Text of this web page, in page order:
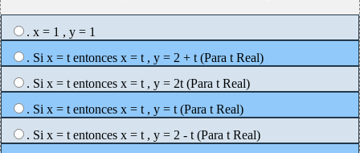
. x = 1 , y = 1
. Si x = t entonces x = t , y = 2 + t (Para t Real)
. Si x = t entonces x = t , y = 2t (Para t Real)
. Si x = t entonces x = t , y = t (Para t Real)
. Si x = t entonces x = t , y = 2 - t (Para t Real)